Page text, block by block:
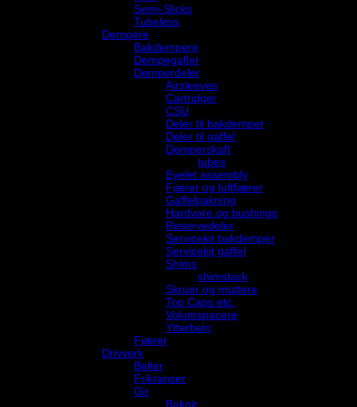
Semi-Slicks
Tubeless
Dempere
Bakdempere
Dempegafler
Demperdeler
Airsleeves
Cartridger
CSU
Deler til bakdemper
Deler til gaffel
Demperskaft
tubes
Eyelet assembly
Fjærer og luftfjærer
Gaffelpakning
Hardvare og bushings
Reservedeler
Servicekit bakdemper
Servicekit gaffel
Shims
shimstack
Skruer og muttere
Top Caps etc.
Volumspacere
Ytterbein
Fjærer
Drivverk
Belter
Frikranser
Gir
Bakgir